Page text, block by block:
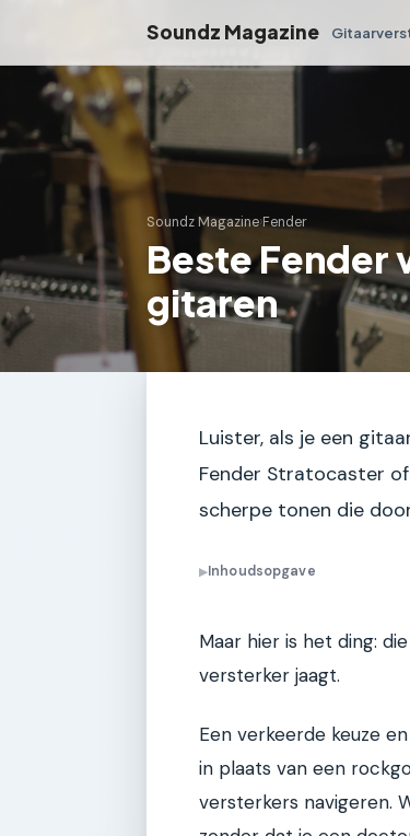
Soundz Magazine
Soundz Magazine›Fender
Beste
gitaren
Luister, als je een
Fender Stratocaster
scherpe tonen die
▶Inhoudsopgave
Maar hier is het ding:
versterker jaagt.
Een verkeerde keuze
in plaats van een
versterkers navigeren.